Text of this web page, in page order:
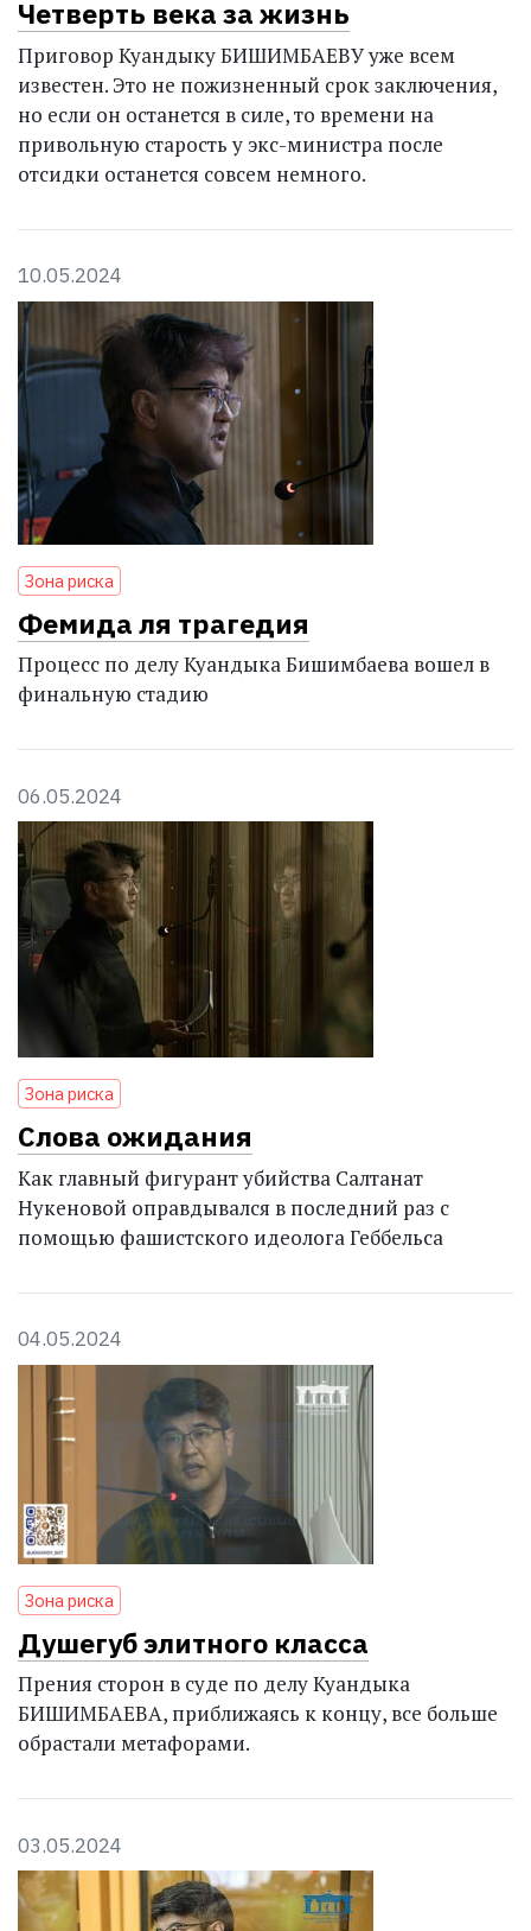
Четверть века за жизнь
Приговор Куандыку БИШИМБАЕВУ уже всем
известен. Это не пожизненный срок заключения,
но если он останется в силе, то времени на
привольную старость у экс-министра после
отсидки останется совсем немного.
10.05.2024
Зона риска
Фемида ля трагедия
Процесс по делу Куандыка Бишимбаева вошел в
финальную стадию
06.05.2024
Зона риска
Слова ожидания
Как главный фигурант убийства Салтанат
Нукеновой оправдывался в последний раз с
помощью фашистского идеолога Геббельса
04.05.2024
Зона риска
Душегуб элитного класса
Прения сторон в суде по делу Куандыка
БИШИМБАЕВА, приближаясь к концу, все больше
обрастали метафорами.
03.05.2024